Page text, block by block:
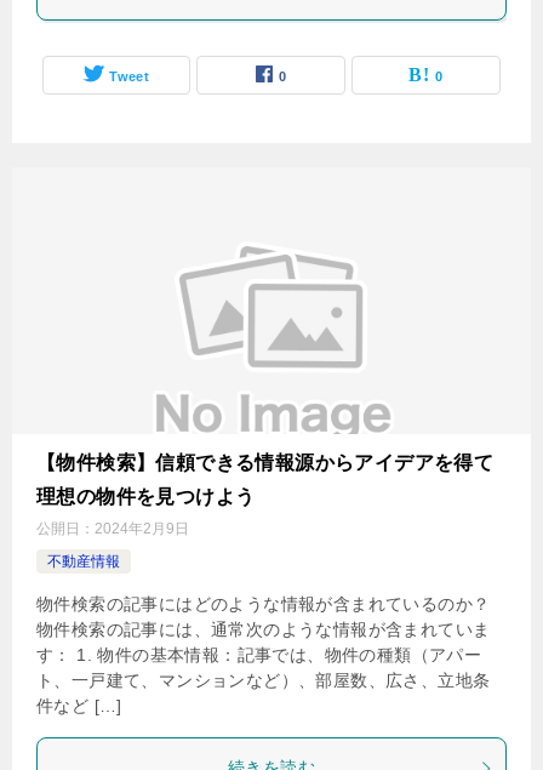
Tweet 0 0
【物件検索】信頼できる情報源からアイデアを得て
理想の物件を見つけよう
公開日： 2024年2月9日
不動産情報
物件検索の記事にはどのような情報が含まれているのか？
物件検索の記事には、通常次のような情報が含まれていま
す： 1. 物件の基本情報：記事では、物件の種類（アパー
ト、一戸建て、マンションなど）、部屋数、広さ、立地条
件など […]